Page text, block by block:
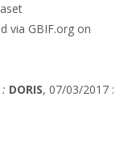
via GBIF.org on
DORIS, 07/03/2017 :